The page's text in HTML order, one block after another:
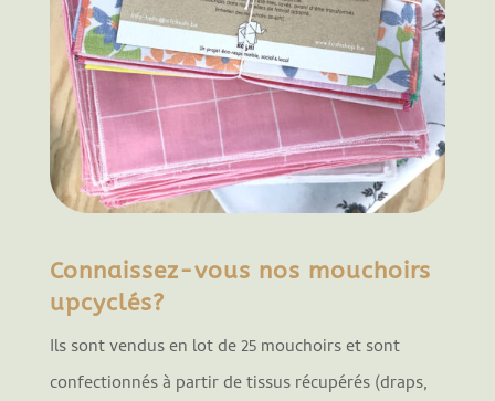
Connaissez-vous nos mouchoirs
upcyclés?
Ils sont vendus en lot de 25 mouchoirs et sont
confectionnés à partir de tissus récupérés (draps,